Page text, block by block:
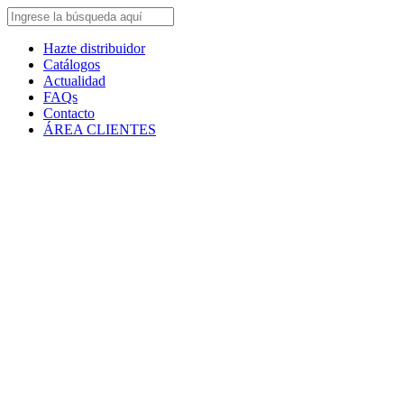
Hazte distribuidor
Catálogos
Actualidad
FAQs
Contacto
ÁREA CLIENTES